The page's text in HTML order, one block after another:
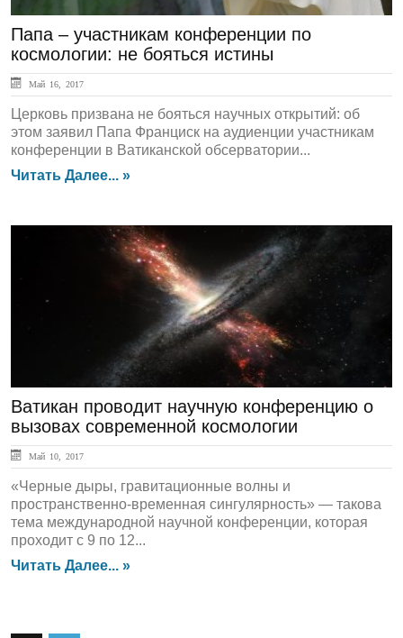
Папа – участникам конференции по
космологии: не бояться истины
Май 16, 2017
Церковь призвана не бояться научных открытий: об
этом заявил Папа Франциск на аудиенции участникам
конференции в Ватиканской обсерватории...
Читать Далее... »
ЛЕНТА НОВОСТЕЙ
Ватикан проводит научную конференцию о
вызовах современной космологии
Май 10, 2017
«Черные дыры, гравитационные волны и
пространственно-временная сингулярность» — такова
тема международной научной конференции, которая
проходит с 9 по 12...
Читать Далее... »